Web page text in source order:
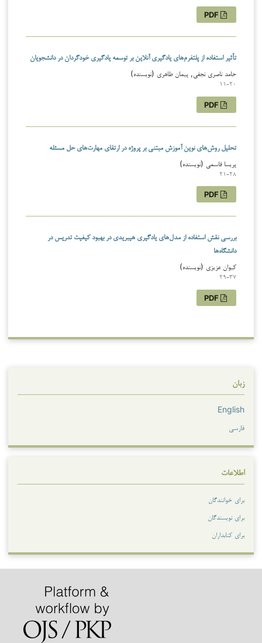
تأثیر استفاده از پلتفرم‌های یادگیری آنلاین بر توسعه یادگیری خودگردان در دانشجویان
حامد ناصری نجفی, پیمان طاهری (نویسنده)
11-20
تحلیل روش‌های نوین آموزش مبتنی بر پروژه در ارتقای مهارت‌های حل مسئله
پریسا قاسمی (نویسنده)
21-28
بررسی نقش استفاده از مدل‌های یادگیری هیبریدی در بهبود کیفیت تدریس در
دانشگاه‌ها
کیوان عزیزی (نویسنده)
29-37
زبان
English
فارسی
اطلاعات
برای خوانندگان
برای نویسندگان
برای کتابداران